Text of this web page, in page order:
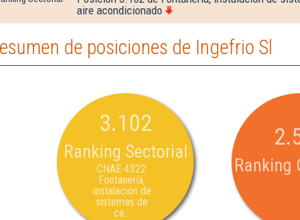
aire acondicionado
de posiciones de Ingefrio Sl
3.102
Ranking Sectorial
CNAE 4322:
Fontanería,
instalación de
sistemas de
ca...
Ranking